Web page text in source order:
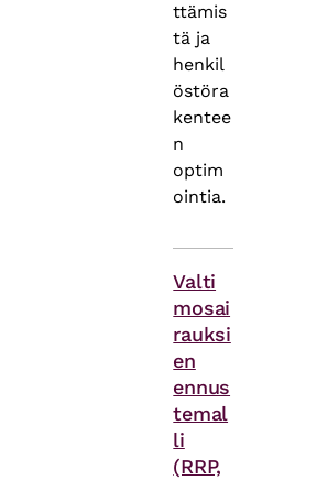
ttämis
tä ja
henkil
östöra
kentee
n
optim
ointia.
Valti
mosai
rauksi
en
ennus
temal
li
(RRP,